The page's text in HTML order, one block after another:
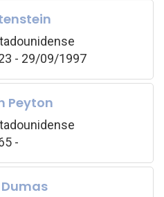
- 29/09/1997
Peyton
-